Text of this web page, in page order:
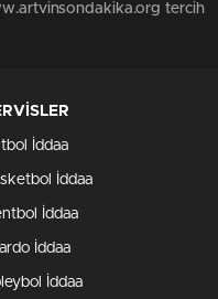
tercih
İddaa
İddaa
İddaa
İddaa
İddaa